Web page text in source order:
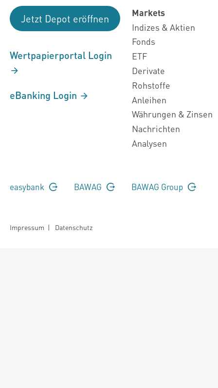
Jetzt Depot eröffnen
Wertpapierportal Login
eBanking Login
Markets
Indizes & Aktien
Fonds
ETF
Derivate
Rohstoffe
Anleihen
Währungen & Zinsen
Nachrichten
Analysen
easybank BAWAG BAWAG Group
Impressum | Datenschutz